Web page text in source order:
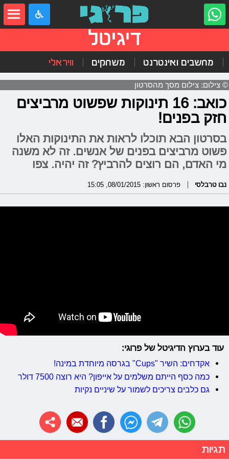
דיגיטל
מחשבים ואינטרנט משחקים וויראלי
© צילום: צילום מסך מהסרטון
כואב: 16 תינוקות שפשוט מרביצים
חזק בפנים!
בסרטון הבא תוכלו לראות את התינוקות האלו
פשוט מרביצים בפנים של אנשים. זה לא משנה
מי האדם, הם רוצים להרביץ? זה יהיה. צפו
נבו טרבלסי פרסום ראשון: 08/01/2015, 15:05
עוד בערוץ הדיגיטל של פרוגי:
אקדחים: השיר "Cups" בגרסה מיוחדת במינה!
כמה כסף הייתם משלמים על אייפון? היא רוצה 7500 דולר
גם כלבים צריכים לשמור על שיניים נקיות
תגיות